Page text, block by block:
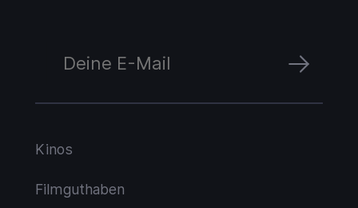
Kinos
Filmguthaben